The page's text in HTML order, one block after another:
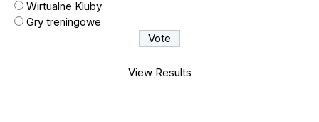
Wirtualne Kluby
Gry treningowe
View Results